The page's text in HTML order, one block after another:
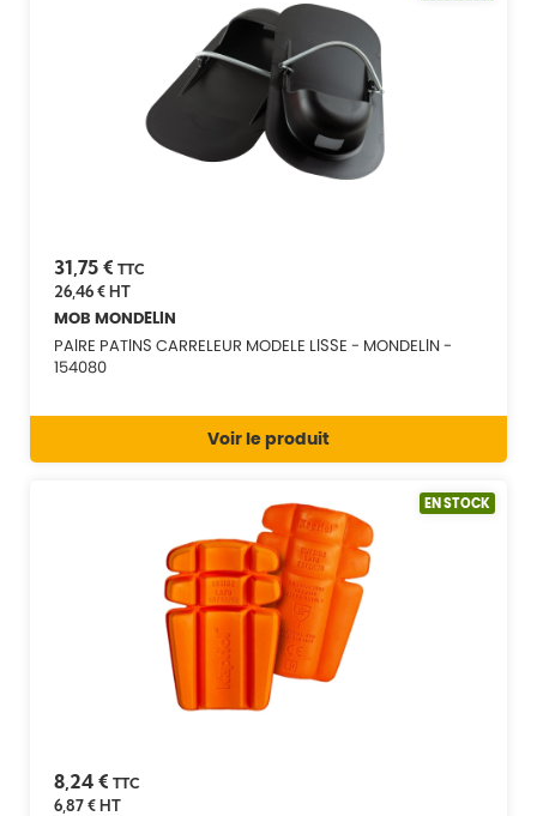
31,75 € TTC
26,46 €HT
MOB MONDELIN
PAIRE PATINS CARRELEUR MODELE LISSE - MONDELIN -
154080
Voir le produit
EN STOCK
8,24 € TTC
6,87 €HT